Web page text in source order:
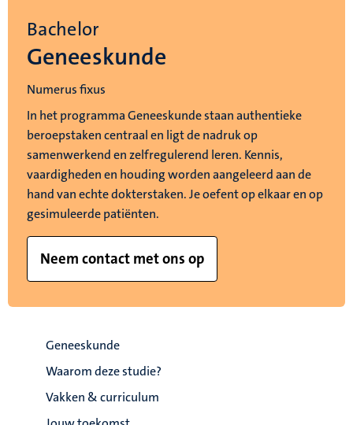
Bachelor
Geneeskunde
Numerus fixus
In het programma Geneeskunde staan authentieke
beroepstaken centraal en ligt de nadruk op
samenwerkend en zelfregulerend leren. Kennis,
vaardigheden en houding worden aangeleerd aan de
hand van echte dokterstaken. Je oefent op elkaar en op
gesimuleerde patiënten.
Neem contact met ons op
Geneeskunde
Waarom deze studie?
Vakken & curriculum